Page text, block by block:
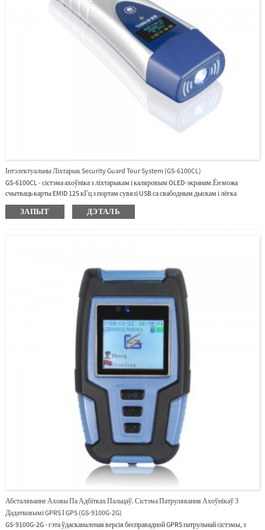
Інтэлектуальны Ліхтарык Security Guard Tour System (GS-6100CL)
GS-6100CL - сістэма ахоўніка з ліхтарыкам і каляровым OLED-экранам.Ён можа
счытваць карты EMID 125 кГц з портам сувязі USB са свабодным дыскам і лёгка
падключацца да ПК для загрузкі дадзеных.Мы прапануем прафесійнае праграмнае
забеспячэнне для кіравання патруляваннем.Яго можна выкарыстоўваць для многіх
ЗАПЫТ ДЭТАЛЬ
Абсталяванне Аховы Па Адбітках Пальцаў. Сістэма Патрулявання Ахоўнікаў З
Дадатковымі GPRS І GPS (GS-9100G-2G)
GS-9100G-2G - гэта ўдасканаленая версія бесправадной GPRS патрульнай сістэмы, з